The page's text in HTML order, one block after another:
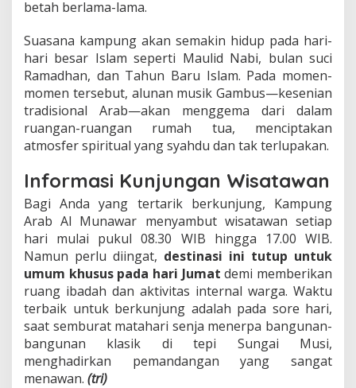
betah berlama-lama.
Suasana kampung akan semakin hidup pada hari-
hari besar Islam seperti Maulid Nabi, bulan suci
Ramadhan, dan Tahun Baru Islam. Pada momen-
momen tersebut, alunan musik Gambus—kesenian
tradisional Arab—akan menggema dari dalam
ruangan-ruangan rumah tua, menciptakan
atmosfer spiritual yang syahdu dan tak terlupakan.
Informasi Kunjungan Wisatawan
Bagi Anda yang tertarik berkunjung, Kampung
Arab Al Munawar menyambut wisatawan setiap
hari mulai pukul 08.30 WIB hingga 17.00 WIB.
Namun perlu diingat, destinasi ini tutup untuk
umum khusus pada hari Jumat demi memberikan
ruang ibadah dan aktivitas internal warga. Waktu
terbaik untuk berkunjung adalah pada sore hari,
saat semburat matahari senja menerpa bangunan-
bangunan klasik di tepi Sungai Musi,
menghadirkan pemandangan yang sangat
menawan. (tri)